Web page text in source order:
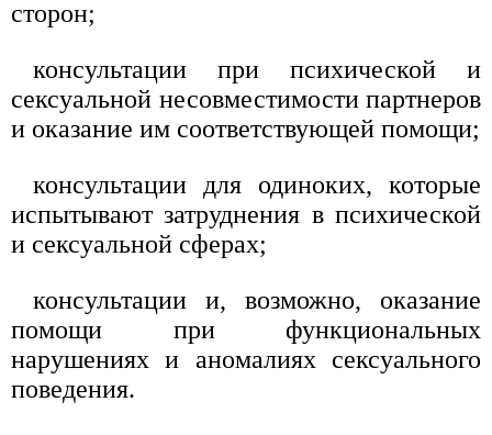
сторон;
консультации при психической и
сексуальной несовместимости партнеров
и оказание им соответствующей помощи;
консультации для одиноких, которые
испытывают затруднения в психической
и сексуальной сферах;
консультации и, возможно, оказание
помощи при функциональных
нарушениях и аномалиях сексуального
поведения.